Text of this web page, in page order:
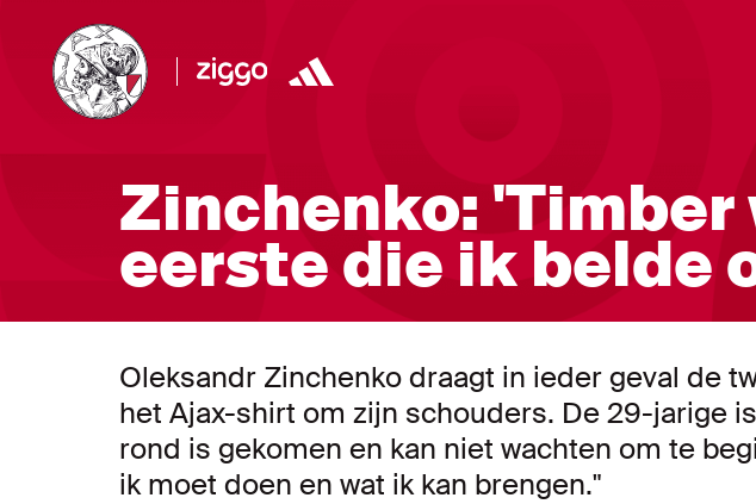
Zinchenko: 'Timber
eerste die ik belde
Oleksandr Zinchenko draagt in ieder geval de
het Ajax-shirt om zijn schouders. De 29-jarige
rond is gekomen en kan niet wachten om te
ik moet doen en wat ik kan brengen."